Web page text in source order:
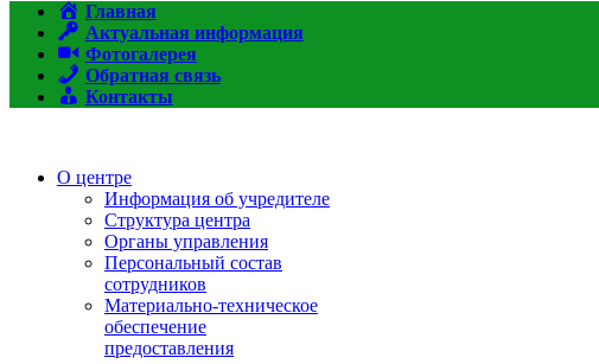
Главная
Актуальная информация
Фотогалерея
Обратная связь
Контакты
О центре
Информация об учредителе
Структура центра
Органы управления
Персональный состав
сотрудников
Материально-техническое
обеспечение
предоставления